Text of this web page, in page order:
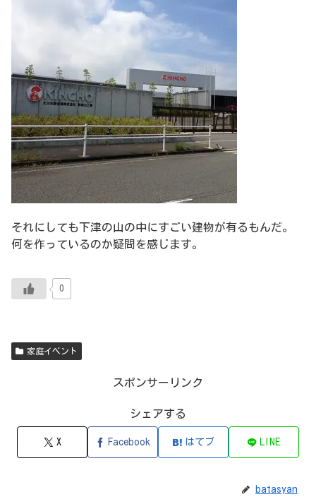
それにしても下津の山の中にすごい建物が有るもんだ。
何を作っているのか疑問を感じます。
0
家庭イベント
スポンサーリンク
シェアする
X Facebook はてブ LINE
batasyan